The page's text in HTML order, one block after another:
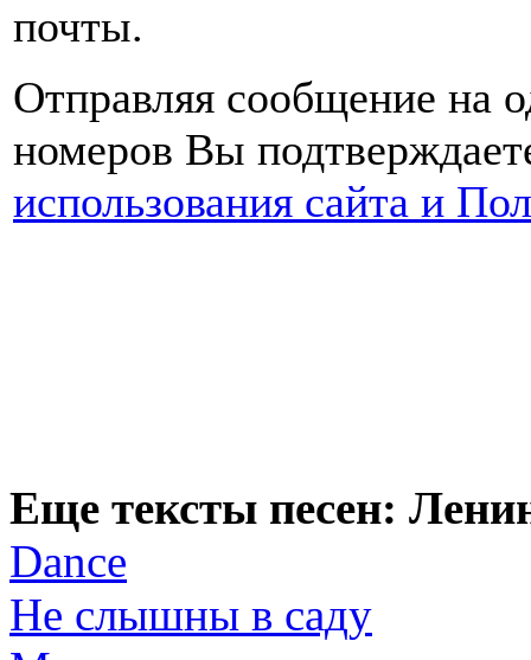
почты.
Отправляя сообщение на
номеров Вы
использования сайта и
Еще тексты песен:
Dance
Hе слышны в садy